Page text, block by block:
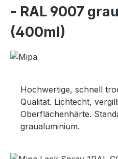
- RAL 9007
(400ml)
Hochwertige, schnell
Qualität. Lichtecht,
Oberflächenhärte.
graualuminium.